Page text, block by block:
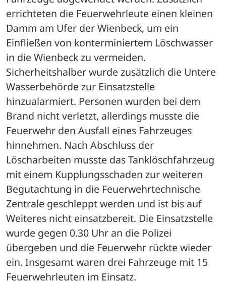
errichteten die Feuerwehrleute einen kleinen
Damm am Ufer der Wienbeck, um ein
Einfließen von konterminiertem Löschwasser
in die Wienbeck zu vermeiden.
Sicherheitshalber wurde zusätzlich die Untere
Wasserbehörde zur Einsatzstelle
hinzualarmiert. Personen wurden bei dem
Brand nicht verletzt, allerdings musste die
Feuerwehr den Ausfall eines Fahrzeuges
hinnehmen. Nach Abschluss der
Löscharbeiten musste das Tanklöschfahrzeug
mit einem Kupplungsschaden zur weiteren
Begutachtung in die Feuerwehrtechnische
Zentrale geschleppt werden und ist bis auf
Weiteres nicht einsatzbereit. Die Einsatzstelle
wurde gegen 0.30 Uhr an die Polizei
übergeben und die Feuerwehr rückte wieder
ein. Insgesamt waren drei Fahrzeuge mit 15
Feuerwehrleuten im Einsatz.